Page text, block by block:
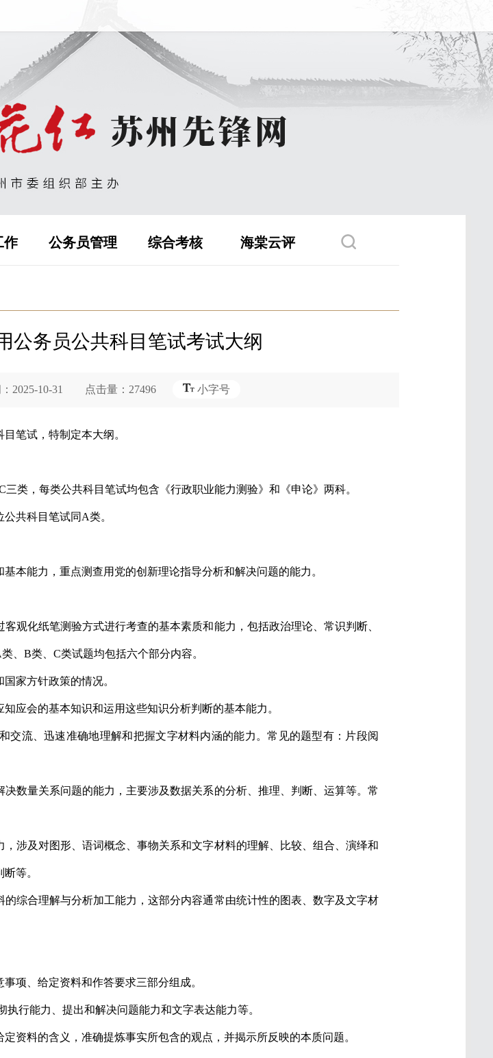
作 公务员管理 综合考核 海棠云评
公务员公共科目笔试考试大纲
10-31 点击量：27496 小字号
笔试，特制定本大纲。
类，每类公共科目笔试均包含《行政职业能力测验》和《申论》两科。
共科目笔试同A类。
本能力，重点测查用党的创新理论指导分析和解决问题的能力。
观化纸笔测验方式进行考查的基本素质和能力，包括政治理论、常识判断、
、B类、C类试题均包括六个部分内容。
家方针政策的情况。
应会的基本知识和运用这些知识分析判断的基本能力。
交流、迅速准确地理解和把握文字材料内涵的能力。常见的题型有：片段阅
数量关系问题的能力，主要涉及数据关系的分析、推理、判断、运算等。常
涉及对图形、语词概念、事物关系和文字材料的理解、比较、组合、演绎和
等。
综合理解与分析加工能力，这部分内容通常由统计性的图表、数字及文字材
项、给定资料和作答要求三部分组成。
行能力、提出和解决问题能力和文字表达能力等。
料的含义，准确提炼事实所包含的观点，并揭示所反映的本质问题。